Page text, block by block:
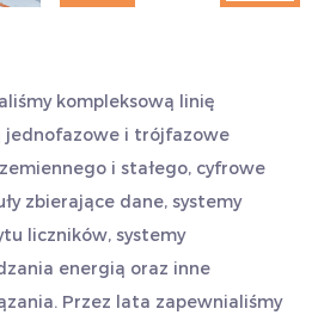
mikrosieci w czasie
dystrybucji
W systemach
służy do monitorowania
urządzenia na linii
wygodny, pozwala
i pragmatyzmie, wytrwałości,
Serdecznie
kraju i za granicą do
wspólnego rozwoju oraz
kompleksową linię
jednofazowe i trójfazowe
i stałego, cyfrowe
zbierające dane, systemy
liczników, systemy
energią oraz inne
Przez lata zapewnialiśmy